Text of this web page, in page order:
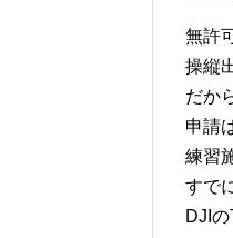
無許
操縦
だか
申請
練習
すで
DJI